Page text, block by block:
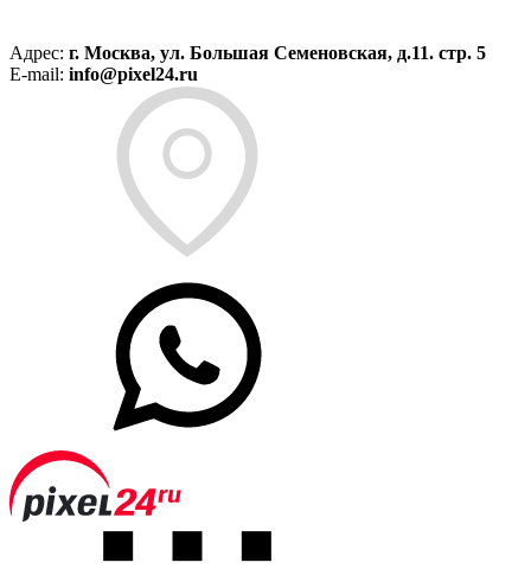
Адрес: г. Москва, ул. Большая Семеновская, д.11. стр. 5
E-mail: info@pixel24.ru